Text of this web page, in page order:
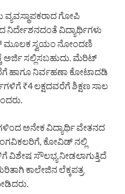
ವ್ಯವಸ್ಥಾಪಕರಾದ ಗೋಪಿ
ನಿರ್ದೇಶನದಂತೆ ವಿದ್ಯಾರ್ಥಿಗಳು
ಮೂಲಕ ಸ್ವಯಂ ನೋಂದಣಿ
ಅರ್ಜಿ ಸಲ್ಲಿಸಬಹುದು. ಮೆರಿಟ್
ಹಾಗೂ ನಿರ್ವಹಣಾ ಕೋಟಾದಡಿ
₹4 ಲಕ್ಷದವರೆಗೆ ಶಿಕ್ಷಣ ಸಾಲ
ಅನೇಕ ವಿದ್ಯಾರ್ಥಿ ವೇತನದ
ಕೋವಿಡ್ ನಲ್ಲಿ
ವಿಶೇಷ ಸೌಲಭ್ಯ ನೀಡಲಾಗುತ್ತಿದೆ
ಕಾಲೇಜಿನ ಲೆಕ್ಕಪತ್ರ